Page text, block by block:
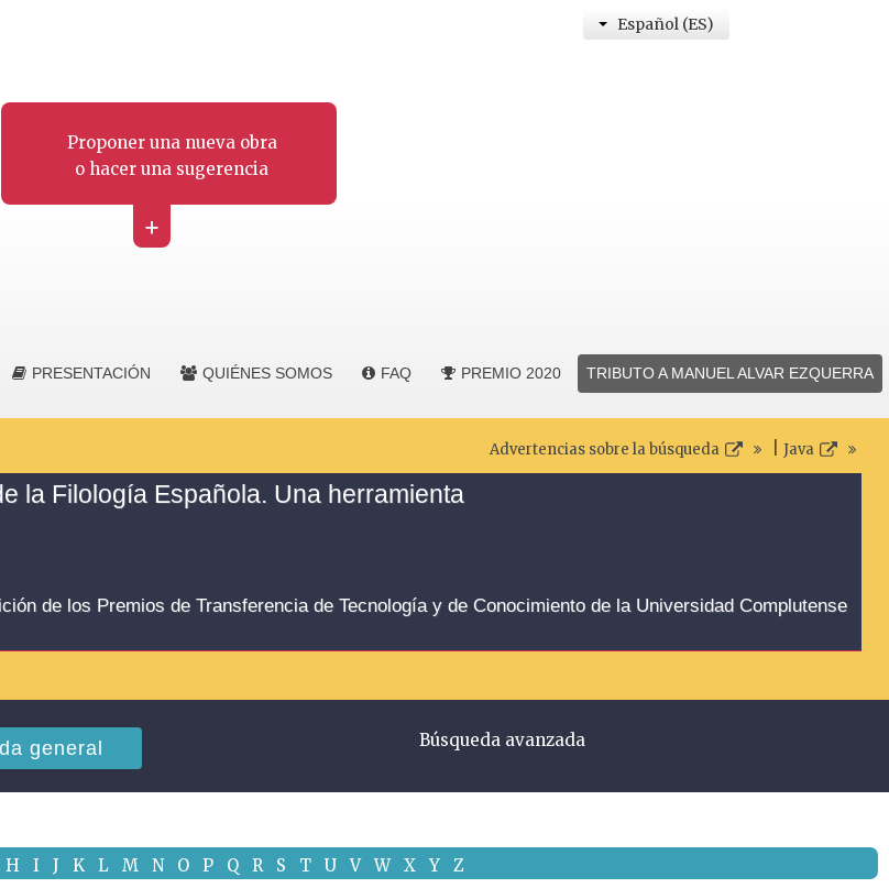
Proponer una nueva obra
o hacer una sugerencia
+
Español (ES)
PRESENTACIÓN QUIÉNES SOMOS FAQ PREMIO 2020 TRIBUTO A MANUEL ALVAR EZQUERRA
Advertencias sobre la búsqueda Java
la Filología Española. Una herramienta
de los Premios de Transferencia de Tecnología y de Conocimiento de la Universidad Complutense
general Búsqueda avanzada
H I J K L M N O P Q R S T U V W X Y Z